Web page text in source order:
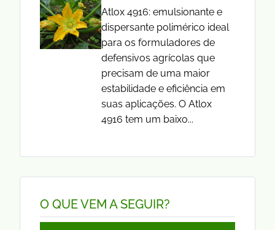
Atlox 4916: emulsionante e
dispersante polimérico ideal
para os formuladores de
defensivos agrícolas que
precisam de uma maior
estabilidade e eficiência em
suas aplicações. O Atlox
4916 tem um baixo...
O QUE VEM A SEGUIR?